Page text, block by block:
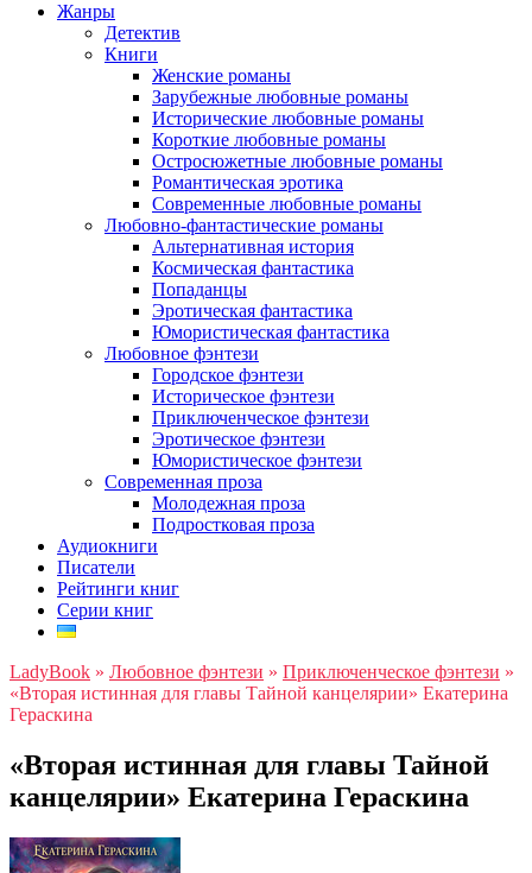
Жанры
Детектив
Книги
Женские романы
Зарубежные любовные романы
Исторические любовные романы
Короткие любовные романы
Остросюжетные любовные романы
Романтическая эротика
Современные любовные романы
Любовно-фантастические романы
Альтернативная история
Космическая фантастика
Попаданцы
Эротическая фантастика
Юмористическая фантастика
Любовное фэнтези
Городское фэнтези
Историческое фэнтези
Приключенческое фэнтези
Эротическое фэнтези
Юмористическое фэнтези
Современная проза
Молодежная проза
Подростковая проза
Аудиокниги
Писатели
Рейтинги книг
Серии книг
LadyBook » Любовное фэнтези » Приключенческое фэнтези »
«Вторая истинная для главы Тайной канцелярии» Екатерина
Гераскина
«Вторая истинная для главы Тайной
канцелярии» Екатерина Гераскина